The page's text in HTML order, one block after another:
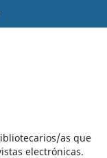
as que
electrónicas.